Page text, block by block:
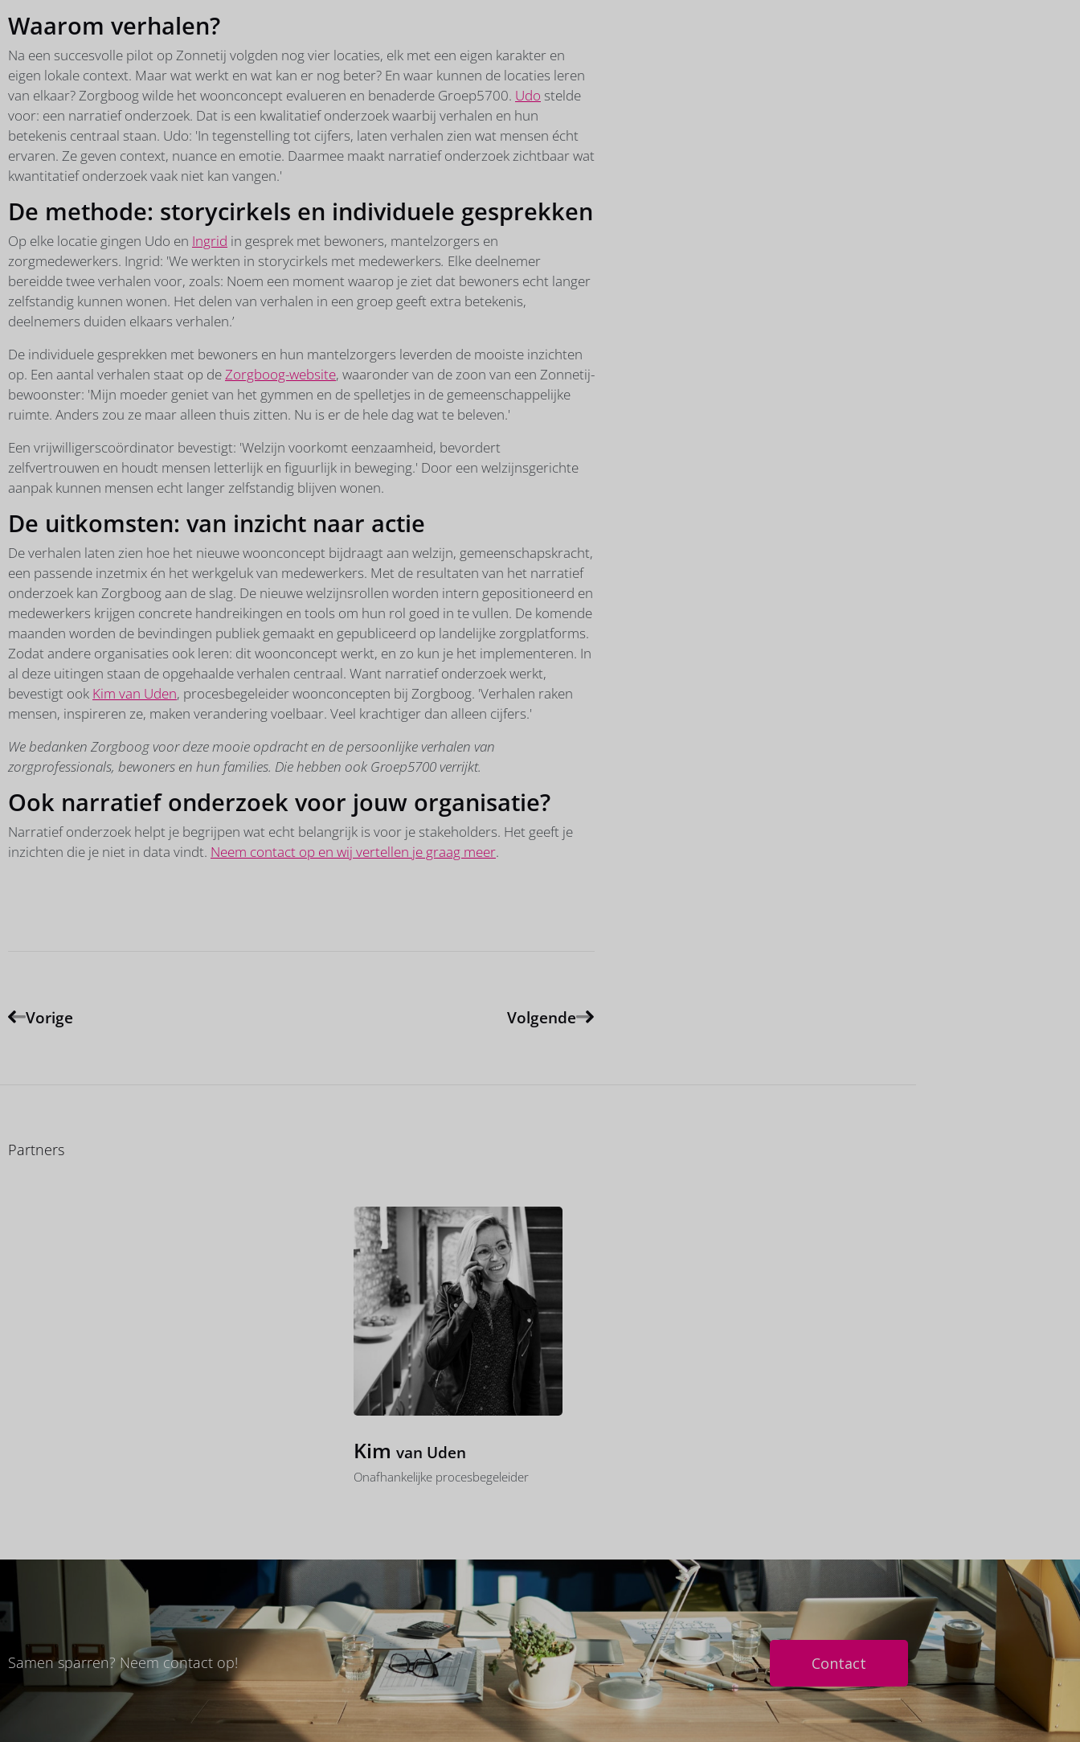
Waarom verhalen?
Na een succesvolle pilot op Zonnetij volgden nog vier locaties, elk met een eigen karakter en
eigen lokale context. Maar wat werkt en wat kan er nog beter? En waar kunnen de locaties leren
van elkaar? Zorgboog wilde het woonconcept evalueren en benaderde Groep5700. Udo stelde
voor: een narratief onderzoek. Dat is een kwalitatief onderzoek waarbij verhalen en hun
betekenis centraal staan. Udo: 'In tegenstelling tot cijfers, laten verhalen zien wat mensen écht
ervaren. Ze geven context, nuance en emotie. Daarmee maakt narratief onderzoek zichtbaar wat
kwantitatief onderzoek vaak niet kan vangen.'
De methode: storycirkels en individuele gesprekken
Op elke locatie gingen Udo en Ingrid in gesprek met bewoners, mantelzorgers en
zorgmedewerkers. Ingrid: 'We werkten in storycirkels met medewerkers. Elke deelnemer
bereidde twee verhalen voor, zoals: Noem een moment waarop je ziet dat bewoners echt langer
zelfstandig kunnen wonen. Het delen van verhalen in een groep geeft extra betekenis,
deelnemers duiden elkaars verhalen.’
De individuele gesprekken met bewoners en hun mantelzorgers leverden de mooiste inzichten
op. Een aantal verhalen staat op deZorgboog-website, waaronder van de zoon van een Zonnetij-
bewoonster: 'Mijn moeder geniet van het gymmen en de spelletjes in de gemeenschappelijke
ruimte. Anders zou ze maar alleen thuis zitten. Nu is er de hele dag wat te beleven.'
Een vrijwilligerscoördinator bevestigt: 'Welzijn voorkomt eenzaamheid, bevordert
zelfvertrouwen en houdt mensen letterlijk en figuurlijk in beweging.' Door een welzijnsgerichte
aanpak kunnen mensen echt langer zelfstandig blijven wonen.
De uitkomsten: van inzicht naar actie
De verhalen laten zien hoe het nieuwe woonconcept bijdraagt aan welzijn, gemeenschapskracht,
een passende inzetmix én het werkgeluk van medewerkers. Met de resultaten van het narratief
onderzoek kan Zorgboog aan de slag. De nieuwe welzijnsrollen worden intern gepositioneerd en
medewerkers krijgen concrete handreikingen en tools om hun rol goed in te vullen. De komende
maanden worden de bevindingen publiek gemaakt en gepubliceerd op landelijke zorgplatforms.
Zodat andere organisaties ook leren: dit woonconcept werkt, en zo kun je het implementeren. In
al deze uitingen staan de opgehaalde verhalen centraal. Want narratief onderzoek werkt,
bevestigt ook Kim van Uden, procesbegeleider woonconcepten bij Zorgboog. 'Verhalen raken
mensen, inspireren ze, maken verandering voelbaar. Veel krachtiger dan alleen cijfers.'
We bedanken Zorgboog voor deze mooie opdracht en de persoonlijke verhalen van
zorgprofessionals, bewoners en hun families. Die hebben ook Groep5700 verrijkt.
Ook narratief onderzoek voor jouw organisatie?
Narratief onderzoek helpt je begrijpen wat echt belangrijk is voor je stakeholders. Het geeft je
inzichten die je niet in data vindt. Neem contact op en wij vertellen je graag meer.
Vorige Volgende
Partners
Als je ziet dat het anders
moet We leven in...
Kim van Uden
Onafhankelijke procesbegeleider
Samen sparren? Neem contact op! Contact